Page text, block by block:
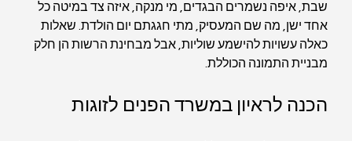
שבת, איפה נשמרים הבגדים, מי מנקה, איזה צד במיטה כל
אחד ישן, מה שם המעסיק, מתי חגגתם יום הולדת. שאלות
כאלה עשויות להישמע שוליות, אבל מבחינת הרשות הן חלק
מבניית התמונה הכוללת.
הכנה לראיון במשרד הפנים לזוגות